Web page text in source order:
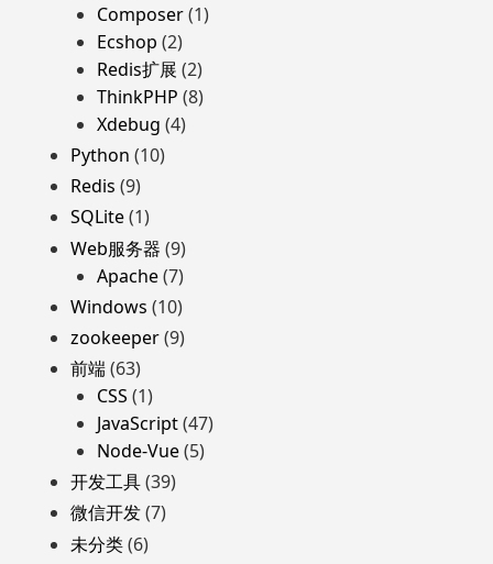
Composer(1)
Ecshop (2)
Redis扩展 (2)
ThinkPHP (8)
Xdebug (4)
Python (10)
Redis (9)
SQLite(1)
Web服务器 (9)
Apache(7)
Windows (10)
zookeeper(9)
前端(63)
CSS (1)
JavaScript(47)
Node-Vue(5)
开发工具(39)
微信开发(7)
未分类(6)